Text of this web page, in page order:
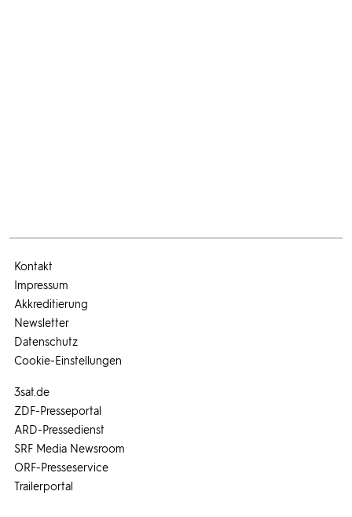
3sat.de
ZDF-Presseportal
ARD-Pressedienst
SRF Media Newsroom
ORF-Presseservice
Trailerportal
Kontakt
Impressum
Akkreditierung
Newsletter
Datenschutz
Cookie-Einstellungen